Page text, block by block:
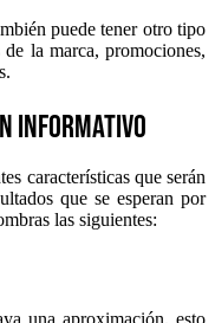
puede tener otro tipo
la marca, promociones,
informativo
características que serán
que se esperan por
las siguientes:
una aproximación, esto